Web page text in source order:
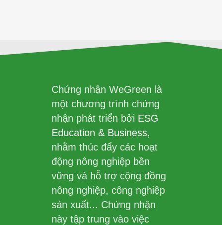
Chứng nhận WeGreen là
một chương trình chứng
nhận phát triển bởi ESG
Education & Business,
nhằm thúc đẩy các hoạt
động nông nghiệp bền
vững và hỗ trợ cộng đồng
nông nghiệp, công nghiệp
sản xuất... Chứng nhận
này tập trung vào việc